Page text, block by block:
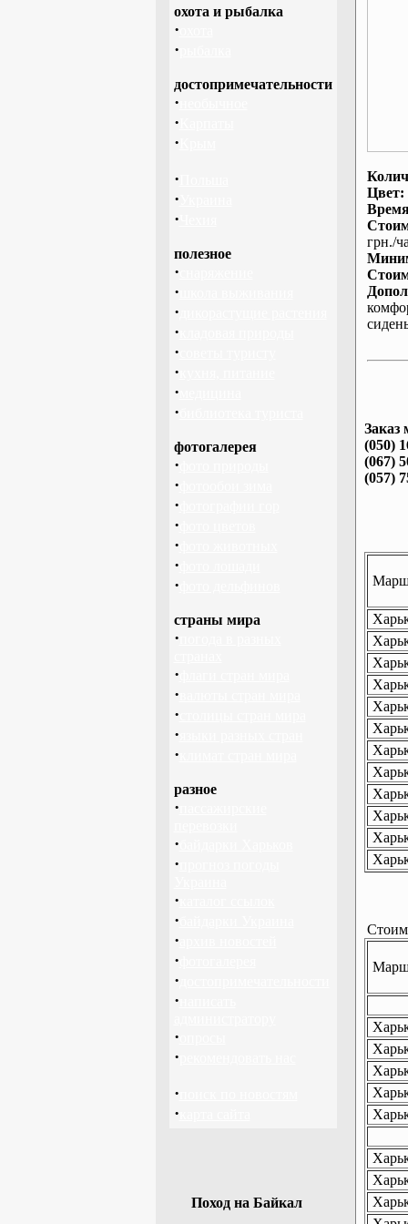
охота и рыбалка
·
·
достопримечательности
·
·
·
·
·
·
полезное
·
·
·
·
·
·
·
·
фотогалерея
·
·
·
·
·
·
·
страны мира
·
·
·
·
·
·
разное
·
·
·
·
·
·
·
·
·
·
·
·
·
Поход на Байкал
Цвет:
грн./
Заказ
(050)
(067)
(057)